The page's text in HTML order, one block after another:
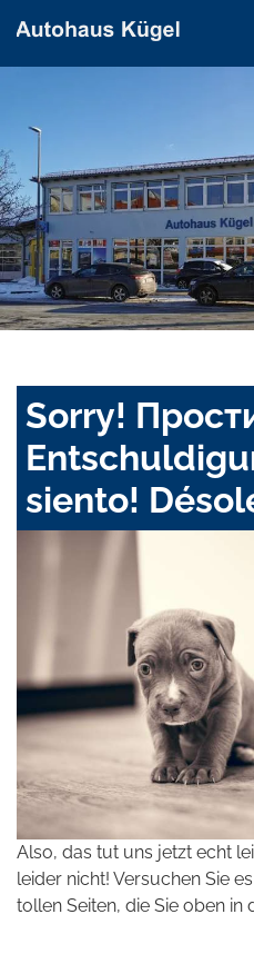
Sorry!
siento!
Also, das tut uns jetzt echt
leider nicht! Versuchen Sie
tollen Seiten, die Sie oben in